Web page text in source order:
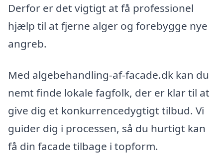
Derfor er det vigtigt at få professionel
hjælp til at fjerne alger og forebygge nye
angreb.
Med algebehandling-af-facade.dk kan du
nemt finde lokale fagfolk, der er klar til at
give dig et konkurrencedygtigt tilbud. Vi
guider dig i processen, så du hurtigt kan
få din facade tilbage i topform.